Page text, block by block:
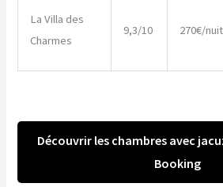
La Villa des
Charmes
9,3/10 270€/nuit
Découvrir les chambres avec
Booking